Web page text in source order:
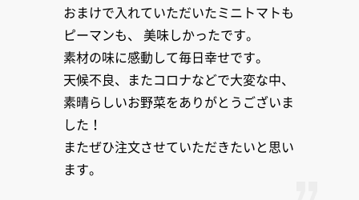
おまけで入れていただいたミニトマトも
ピーマンも、 美味しかったです。
素材の味に感動して毎日幸せです。
天候不良、またコロナなどで大変な中、
素晴らしいお野菜をありがとうございま
した！
またぜひ注文させていただきたいと思い
ます。